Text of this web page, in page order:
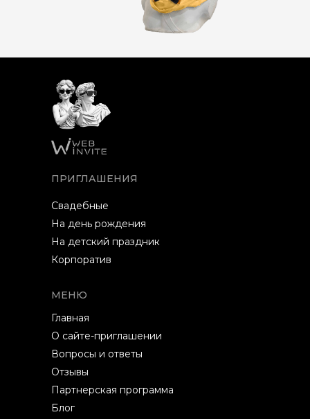
Главная
Свадебные
На день рождения
Корпоратив
О сайте-приглашении
Вопросы и ответы
Отзывы
Партнерская программа
Блог
ПРИГЛАШЕНИЯ
МЕНЮ
На детский праздник